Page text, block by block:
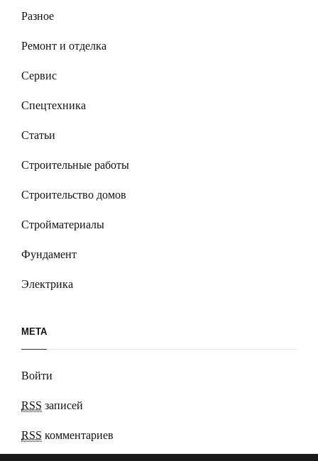
Разное
Ремонт и отделка
Сервис
Спецтехника
Статьи
Строительные работы
Строительство домов
Стройматериалы
Фундамент
Электрика
МЕТА
Войти
RSS записей
RSS комментариев